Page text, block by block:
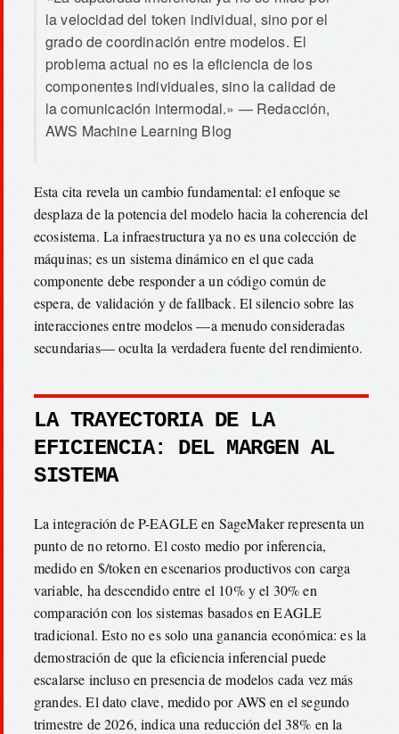
la velocidad del token individual, sino por el
grado de coordinación entre modelos. El
problema actual no es la eficiencia de los
componentes individuales, sino la calidad de
la comunicación intermodal.» — Redacción,
AWS Machine Learning Blog
Esta cita revela un cambio fundamental: el enfoque se
desplaza de la potencia del modelo hacia la coherencia del
ecosistema. La infraestructura ya no es una colección de
máquinas; es un sistema dinámico en el que cada
componente debe responder a un código común de
espera, de validación y de fallback. El silencio sobre las
interacciones entre modelos —a menudo consideradas
secundarias— oculta la verdadera fuente del rendimiento.
LA TRAYECTORIA DE LA
EFICIENCIA: DEL MARGEN AL
SISTEMA
La integración de P-EAGLE en SageMaker representa un
punto de no retorno. El costo medio por inferencia,
medido en $/token en escenarios productivos con carga
variable, ha descendido entre el 10% y el 30% en
comparación con los sistemas basados en EAGLE
tradicional. Esto no es solo una ganancia económica: es la
demostración de que la eficiencia inferencial puede
escalarse incluso en presencia de modelos cada vez más
grandes. El dato clave, medido por AWS en el segundo
trimestre de 2026, indica una reducción del 38% en la